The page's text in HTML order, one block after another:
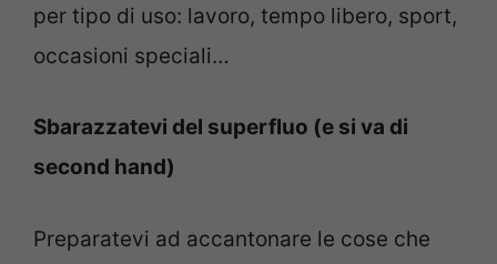
per tipo di uso: lavoro, tempo libero, sport,
occasioni speciali…
Sbarazzatevi del superfluo (e si va di
second hand)
Preparatevi ad accantonare le cose che